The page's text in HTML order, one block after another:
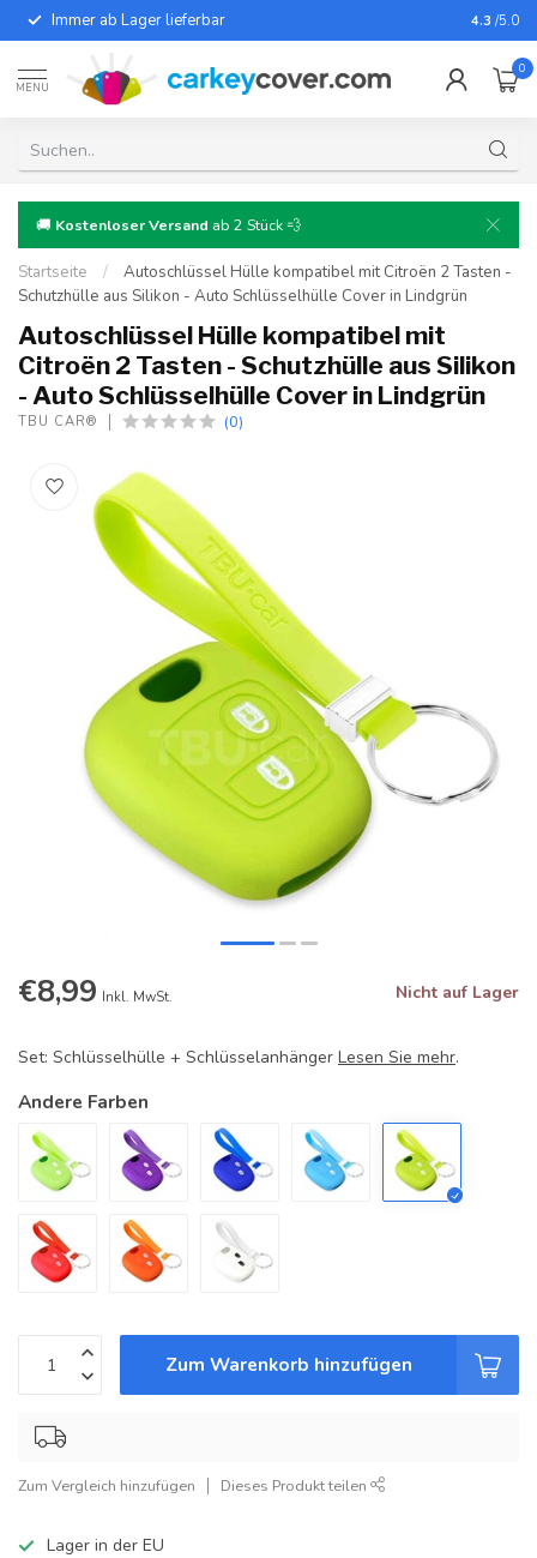
Immer ab Lager lieferbar Für fast
4.3 /5.0
MENU
0
🚚 Kostenloser Versand ab 2 Stück 💨
Startseite /
Autoschlüssel Hülle kompatibel mit Citroën 2 Tasten -
Schutzhülle aus Silikon - Auto Schlüsselhülle Cover in Lindgrün
Autoschlüssel Hülle kompatibel mit
Citroën 2 Tasten - Schutzhülle aus Silikon
- Auto Schlüsselhülle Cover in Lindgrün
TBU CAR® (0)
€8,99 Inkl. MwSt. Nicht auf Lager
Set: Schlüsselhülle + Schlüsselanhänger Lesen Sie mehr.
Andere Farben
Zum Warenkorb hinzufügen
Zum Vergleich hinzufügen Dieses Produkt teilen
Lager in der EU